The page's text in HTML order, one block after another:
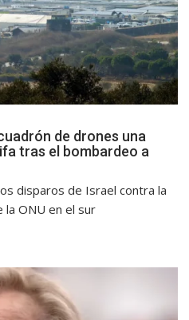
de drones una
tras el bombardeo a
disparos de Israel contra la
la ONU en el sur